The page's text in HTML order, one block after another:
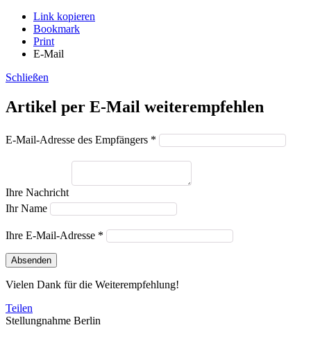
Link kopieren
Bookmark
Print
E-Mail
Schließen
Artikel per E-Mail weiterempfehlen
E-Mail-Adresse des Empfängers *
Ihre Nachricht
Ihr Name
Ihre E-Mail-Adresse *
Absenden
Vielen Dank für die Weiterempfehlung!
Teilen
Stellungnahme Berlin